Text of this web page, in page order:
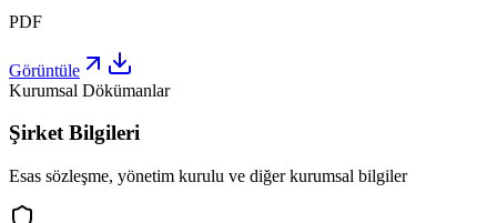
PDF
Görüntüle
Kurumsal Dökümanlar
Şirket Bilgileri
Esas sözleşme, yönetim kurulu ve diğer kurumsal bilgiler